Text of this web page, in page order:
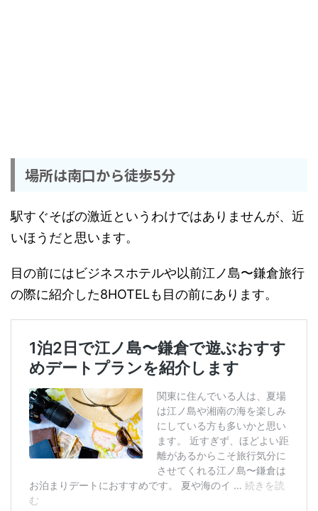
場所は南口から徒歩5分
駅すぐそばの激近というわけではありませんが、近
いほうだと思います。
目の前にはビジネスホテルや以前江ノ島〜鎌倉旅行
の際に紹介した8HOTELも目の前にあります。